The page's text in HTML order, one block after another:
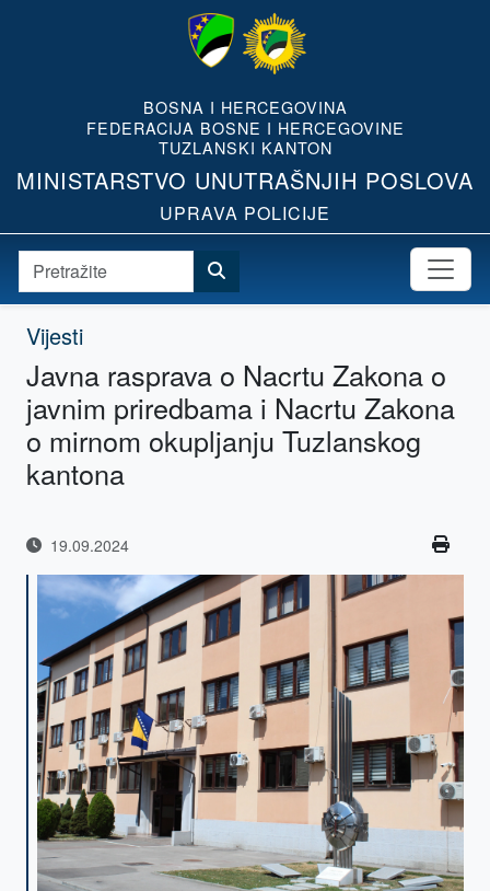
BOSNA I HERCEGOVINA
FEDERACIJA BOSNE I HERCEGOVINE
TUZLANSKI KANTON
MINISTARSTVO UNUTRAŠNJIH POSLOVA
UPRAVA POLICIJE
Vijesti
Javna rasprava o Nacrtu Zakona o
javnim priredbama i Nacrtu Zakona
o mirnom okupljanju Tuzlanskog
kantona
19.09.2024